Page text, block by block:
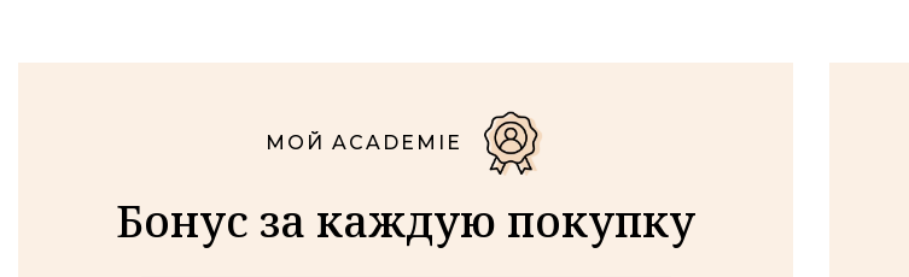
МОЙ ACADEMIE
Бонус за каждую покупку